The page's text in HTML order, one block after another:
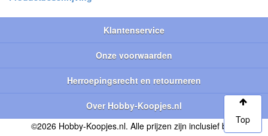
Klantenservice
Onze voorwaarden
Herroepingsrecht en retourneren
Over Hobby-Koopjes.nl
©2026 Hobby-Koopjes.nl. Alle prijzen zijn inclusief btw.
Top